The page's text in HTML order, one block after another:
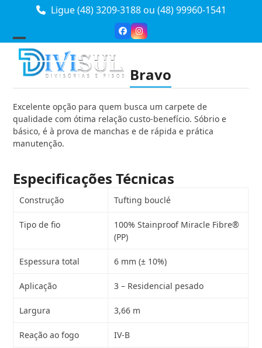
Ligue (48) 3209-3188ou (48) 99960-1541
FacebookInstagram
Open
mobile
Close
mobile
Bravo
Excelente opção para quem busca um carpete de
qualidade com ótima relação custo-benefício. Sóbrio e
básico, é à prova de manchas e de rápida e prática
manutenção.
Especificações Técnicas
Construção Tufting bouclé
Tipo de fio
100% Stainproof Miracle Fibre®
(PP)
Espessura total 6 mm (± 10%)
Aplicação 3 – Residencial pesado
Largura 3,66 m
Reação ao fogo IV-B